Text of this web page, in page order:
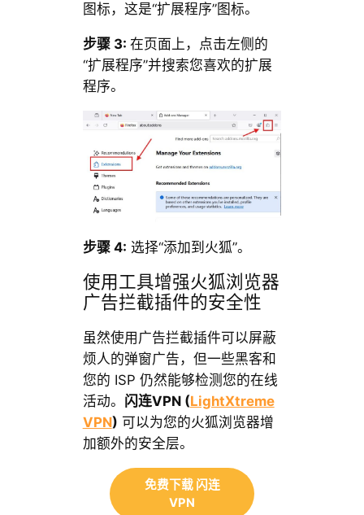
图标，这是“扩展程序”图标。
步骤 3: 在页面上，点击左侧的
“扩展程序”并搜索您喜欢的扩展
程序。
步骤 4: 选择“添加到火狐”。
使用工具增强火狐浏览器
广告拦截插件的安全性
虽然使用广告拦截插件可以屏蔽
烦人的弹窗广告，但一些黑客和
您的 ISP 仍然能够检测您的在线
活动。 闪连VPN (LightXtreme
VPN) 可以为您的火狐浏览器增
加额外的安全层。
免费下载 闪连
VPN